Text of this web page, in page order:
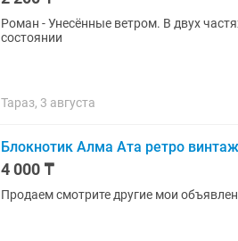
Роман - Унесённые ветром. В двух частях. Книга на все
состоянии
Тараз, 3 августа
Блокнотик Алма Ата ретро
4 000 ₸
Продаем смотрите другие мои